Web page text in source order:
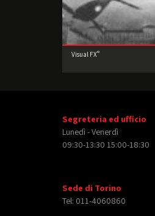
Visual FX®
Segreteria ed ufficio
Lunedì - Venerdì
09:30-13:30 15:00-18:30
Sede di Torino
Tel: 011-4060860